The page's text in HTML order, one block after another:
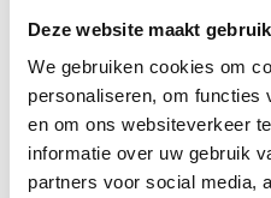
Deze website maakt
We gebruiken cookies om
personaliseren, om functies
en om ons websiteverkeer
informatie over uw gebruik
partners voor social media,